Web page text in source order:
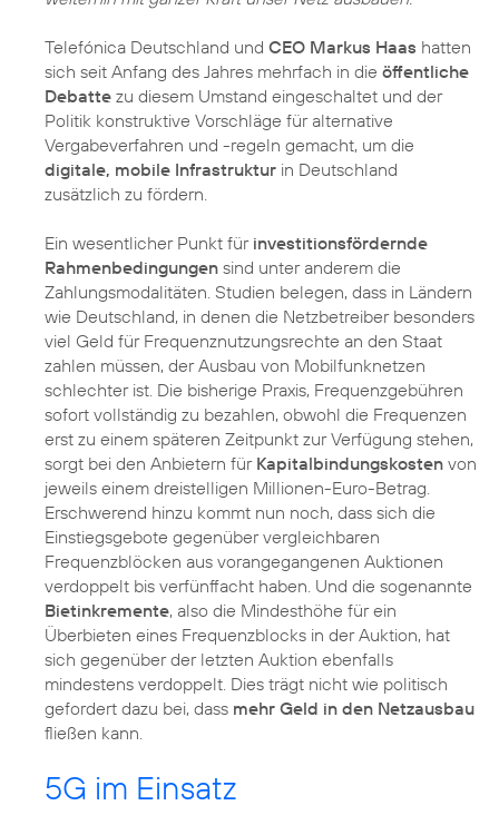
Telefónica Deutschland und CEO Markus Haas hatten
sich seit Anfang des Jahres mehrfach in die öffentliche
Debatte zu diesem Umstand eingeschaltet und der
Politik konstruktive Vorschläge für alternative
Vergabeverfahren und -regeln gemacht, um die
digitale, mobile Infrastruktur in Deutschland
zusätzlich zu fördern.
Ein wesentlicher Punkt für investitionsfördernde
Rahmenbedingungen sind unter anderem die
Zahlungsmodalitäten. Studien belegen, dass in Ländern
wie Deutschland, in denen die Netzbetreiber besonders
viel Geld für Frequenznutzungsrechte an den Staat
zahlen müssen, der Ausbau von Mobilfunknetzen
schlechter ist. Die bisherige Praxis, Frequenzgebühren
sofort vollständig zu bezahlen, obwohl die Frequenzen
erst zu einem späteren Zeitpunkt zur Verfügung stehen,
sorgt bei den Anbietern für Kapitalbindungskosten von
jeweils einem dreistelligen Millionen-Euro-Betrag.
Erschwerend hinzu kommt nun noch, dass sich die
Einstiegsgebote gegenüber vergleichbaren
Frequenzblöcken aus vorangegangenen Auktionen
verdoppelt bis verfünffacht haben. Und die sogenannte
Bietinkremente, also die Mindesthöhe für ein
Überbieten eines Frequenzblocks in der Auktion, hat
sich gegenüber der letzten Auktion ebenfalls
mindestens verdoppelt. Dies trägt nicht wie politisch
gefordert dazu bei, dass mehr Geld in den Netzausbau
fließen kann.
5G im Einsatz